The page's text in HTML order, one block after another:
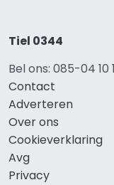
Tiel 0344
Bel ons: 085-04 10
Contact
Adverteren
Over ons
Cookieverklaring
Avg
Privacy